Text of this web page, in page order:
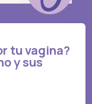
tu vagina?
y sus